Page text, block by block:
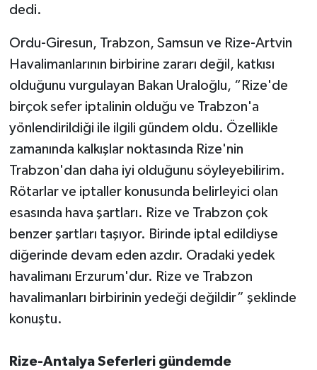
dedi.
Ordu-Giresun, Trabzon, Samsun ve Rize-Artvin
Havalimanlarının birbirine zararı değil, katkısı
olduğunu vurgulayan Bakan Uraloğlu, “Rize'de
birçok sefer iptalinin olduğu ve Trabzon'a
yönlendirildiği ile ilgili gündem oldu. Özellikle
zamanında kalkışlar noktasında Rize'nin
Trabzon'dan daha iyi olduğunu söyleyebilirim.
Rötarlar ve iptaller konusunda belirleyici olan
esasında hava şartları. Rize ve Trabzon çok
benzer şartları taşıyor. Birinde iptal edildiyse
diğerinde devam eden azdır. Oradaki yedek
havalimanı Erzurum'dur. Rize ve Trabzon
havalimanları birbirinin yedeği değildir” şeklinde
konuştu.
Rize-Antalya Seferleri gündemde